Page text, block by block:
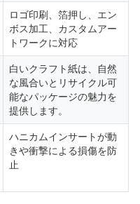
ロゴ印刷、箔押し、エン
ボス加工、カスタムアー
トワークに対応
白いクラフト紙は、自然
な風合いとリサイクル可
能なパッケージの魅力を
提供します。
ハニカムインサートが動
きや衝撃による損傷を防
止